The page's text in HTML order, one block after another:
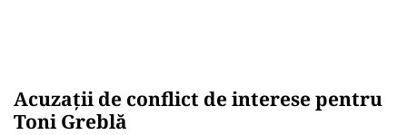
Acuzații de conflict de interese pentru
Toni Greblă